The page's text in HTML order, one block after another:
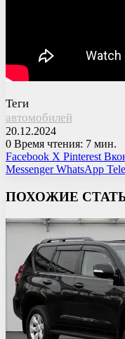
Теги
автомобилей
20.12.2024
0 Время чтения: 7 мин.
Facebook X Pinterest
Messenger WhatsApp
ПОХОЖИЕ